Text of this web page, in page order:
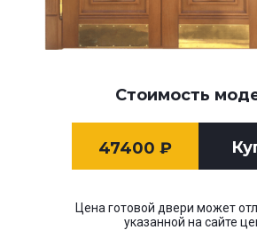
Стоимость
47400 ₽
Цена готовой двери может
указанной на сайте